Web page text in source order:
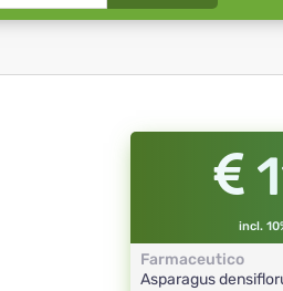
incl.
Farmaceutico
Asparagus